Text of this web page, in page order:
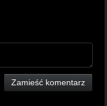
Zamieść komentarz